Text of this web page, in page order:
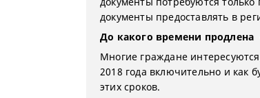
документы предоставлять в
До какого времени продлена
Многие граждане
2018 года включительно и как
этих сроков.